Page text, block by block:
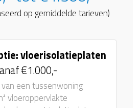
op gemiddelde tarieven)
vloerisolatieplaten
€1.000,-
van een tussenwoning
vloeroppervlakte